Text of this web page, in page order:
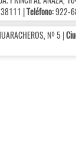
|Teléfono:922-
Nº 5 |